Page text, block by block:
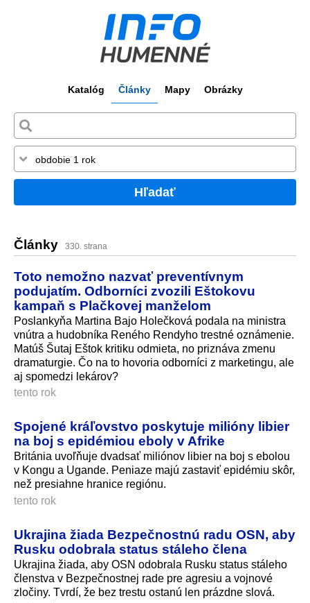
Katalóg Články Mapy Obrázky
Hľadať
Články 330. strana
Toto nemožno nazvať preventívnym
podujatím. Odborníci zvozili Eštokovu
kampaň s Plačkovej manželom
Poslankyňa Martina Bajo Holečková podala na ministra
vnútra a hudobníka Reného Rendyho trestné oznámenie.
Matúš Šutaj Eštok kritiku odmieta, no priznáva zmenu
dramaturgie. Čo na to hovoria odborníci z marketingu, ale
aj spomedzi lekárov?
tento rok
Spojené kráľovstvo poskytuje milióny libier
na boj s epidémiou eboly v Afrike
Británia uvoľňuje dvadsať miliónov libier na boj s ebolou
v Kongu a Ugande. Peniaze majú zastaviť epidémiu skôr,
než presiahne hranice regiónu.
tento rok
Ukrajina žiada Bezpečnostnú radu OSN, aby
Rusku odobrala status stáleho člena
Ukrajina žiada, aby OSN odobrala Rusku status stáleho
členstva v Bezpečnostnej rade pre agresiu a vojnové
zločiny. Tvrdí, že bez trestu ostanú len prázdne slová.